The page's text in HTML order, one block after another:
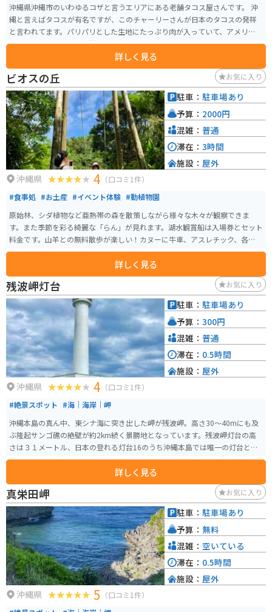
沖縄県沖縄市のいわゆるコザと言うエリアにある老舗タコス屋さんです。 沖
縄と言えばタコスが有名ですが、このチャーリーさんが日本のタコスの発祥
と言われてます。パリパリとした生地にたっぷり肉が入っていて、アメリカン
な雰囲気と、古き良き沖縄の空気を感じることができます。
詳しく見る
ビオスの丘 お気に入り
沖縄県 4 （口コミ1件）
#食事処 #お土産 #イベント体験 #動植物園
原始林、シダ植物など亜熱帯の森を散策しながら様々な木々が観察できま
す。また季節を彩る綺麗な「らん」が見れます。湖水観賞船は入場券とセット
料金です。山羊との無料散歩が楽しい！カヌーに牛車、アスレチック、各種イ
ベントも盛り沢山で食事処もあり1日楽しめます。
詳しく見る
駐車： 駐車場あり
予算： 2000円
混雑： 普通
滞在： 3時間
施設： 屋外
残波岬灯台 お気に入り
沖縄県 4 （口コミ1件）
#絶景スポット #海｜海岸｜岬
沖縄本島の真ん中、東シナ海に突き出した岬が残波岬。高さ30～40mにも及
ぶ隆起サンゴ礁の絶壁が約2km続く景勝地となっています。残波岬灯台の高
さは３１メートル、日本の登れる灯台16のうち沖縄本島では唯一の灯台とな
っています。灯台の上からの眺めは絶景です。1Fの資料館には日本の灯台の
ルーツと歴史、灯台の灯器などの資料が展示されています。
詳しく見る
駐車： 駐車場あり
予算： 300円
混雑： 普通
滞在： 0.5時間
施設： 屋外
真栄田岬 お気に入り
沖縄県 5 （口コミ1件）
駐車： 駐車場あり
予算： 無料
混雑： 空いている
滞在： 0.5時間
施設： 屋外